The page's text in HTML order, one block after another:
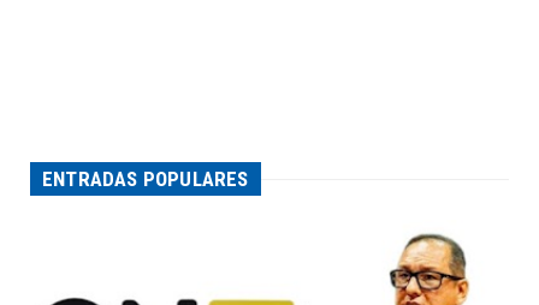
ENTRADAS POPULARES